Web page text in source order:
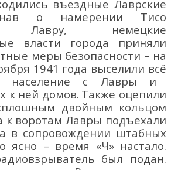
въездные Лаврские
о намерении Тисо
Лавру, немецкие
власти города приняли
меры безопасности – на
1941 года выселили всё
население с Лавры и
к ней домов. Также оцепили
двойным кольцом
к воротам Лавры подъехали
в сопровождении штабных
ясно – время «Ч» настало.
взрыватель был подан.